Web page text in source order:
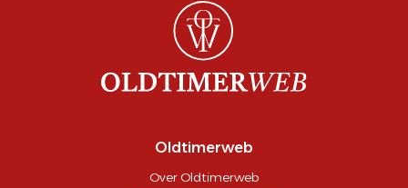
Oldtimerweb
Over Oldtimerweb